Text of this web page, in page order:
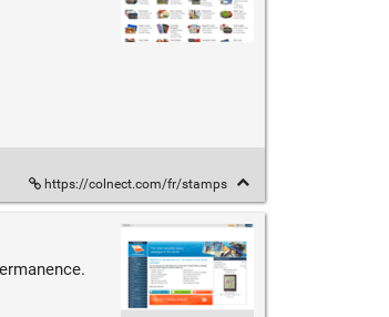
https://colnect.com/fr/stamps